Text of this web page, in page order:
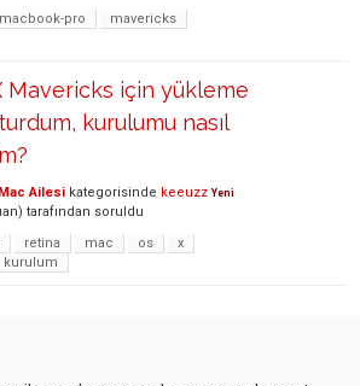
macbook-pro
mavericks
Mavericks için yükleme
kurulumu nasıl
Mac Ailesi kategorisinde keeuzz Yeni
tarafından soruldu
retina mac os
x
kurulum